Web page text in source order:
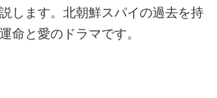
します。北朝鮮スパイの過去を持
命と愛のドラマです。